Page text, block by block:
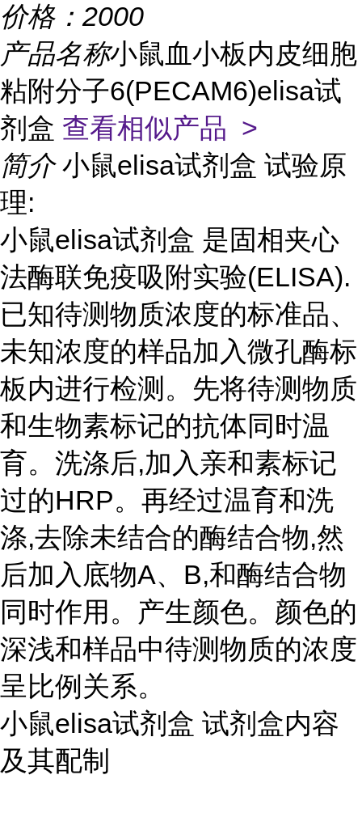
价格： 2000
产品名称小鼠血小板内皮细胞
粘附分子6(PECAM6)elisa试
剂盒 查看相似产品 >
简介 小鼠elisa试剂盒 试验原
理:
小鼠elisa试剂盒 是固相夹心
法酶联免疫吸附实验(ELISA).
已知待测物质浓度的标准品、
未知浓度的样品加入微孔酶标
板内进行检测。先将待测物质
和生物素标记的抗体同时温
育。洗涤后,加入亲和素标记
过的HRP。再经过温育和洗
涤,去除未结合的酶结合物,然
后加入底物A、B,和酶结合物
同时作用。产生颜色。颜色的
深浅和样品中待测物质的浓度
呈比例关系。
小鼠elisa试剂盒 试剂盒内容
及其配制